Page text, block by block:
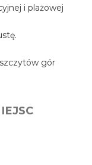
i plażowej
gór